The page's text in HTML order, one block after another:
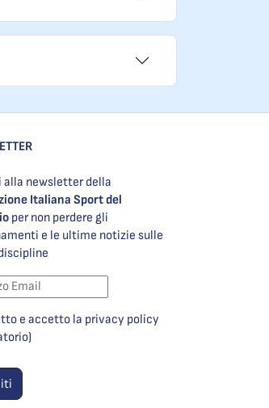
newsletter della
Italiana Sport del
per non perdere gli
e le ultime notizie sulle
e accetto la privacy policy